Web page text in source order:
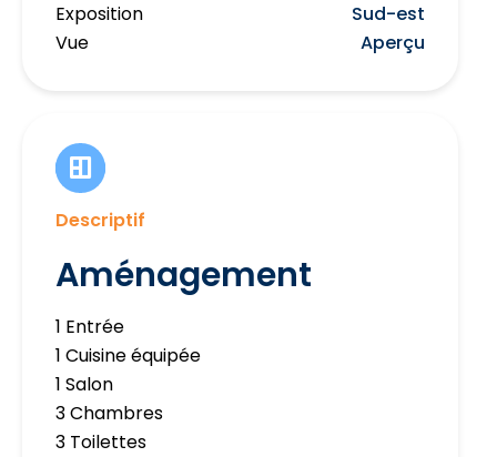
Exposition
Sud-est
Vue
Aperçu
Descriptif
Aménagement
1 Entrée
1 Cuisine équipée
1 Salon
3 Chambres
3 Toilettes